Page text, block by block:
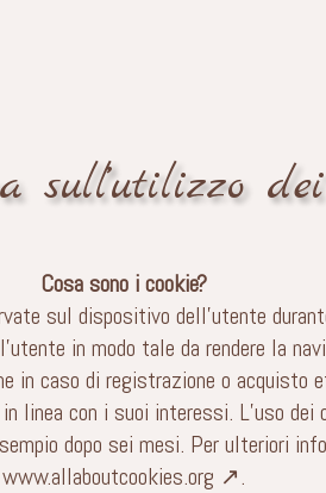
sull’utilizzo
Cosa sono i cookie?
sul dispositivo dell’utente
in modo tale da rendere la
in caso di registrazione o
con i suoi interessi. L’uso
dopo sei mesi. Per ulteriori
www.allaboutcookies.org ↗.